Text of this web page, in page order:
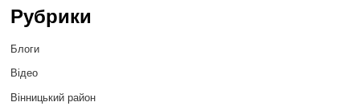
Рубрики
Блоги
Відео
Вінницький район